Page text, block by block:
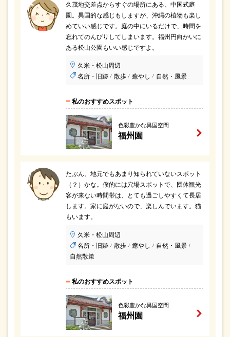
久茂地交差点からすぐの場所にある、中国式庭
園。異国的な感じもしますが、沖縄の植物も楽し
めていい感じです。庭の中にいるだけで、時間を
忘れてのんびりしてしまいます。福州円向かいに
ある松山公園もいい感じですよ。
久米・松山周辺
名所・旧跡 / 散歩 / 癒やし / 自然・風景
私のおすすめスポット
色彩豊かな異国空間
福州園
たぶん、地元でもあまり知られていないスポット
（？）かな。僕的には穴場スポットで、団体観光
客が来ない時間帯は、とても過ごしやすくて長居
します。家に庭がないので、楽しんでいます。猫
もいます。
久米・松山周辺
名所・旧跡 / 散歩 / 癒やし / 自然・風景 /
自然散策
私のおすすめスポット
色彩豊かな異国空間
福州園